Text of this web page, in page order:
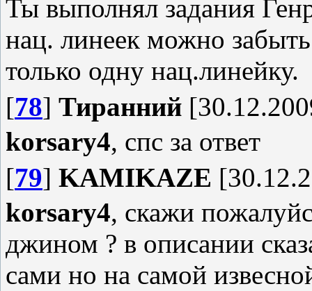
Ты выполнял задания
нац. линеек можно
только одну нац.линейку.
[78] Тиранний
korsary4, спс за ответ
[79] KAMIKAZE
korsary4, скажи
джином ? в описании
сами но на самой